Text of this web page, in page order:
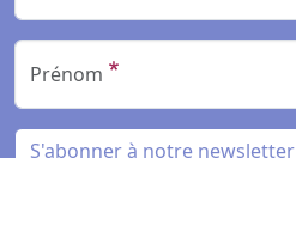
Prénom
S'abonner à notre newsletter